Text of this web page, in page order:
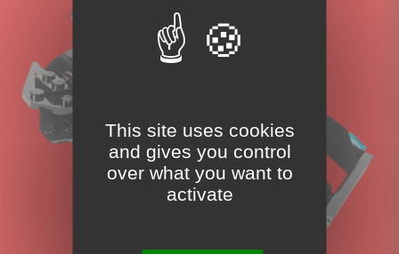
This site uses cookies
and gives you control
over what you want to
activate